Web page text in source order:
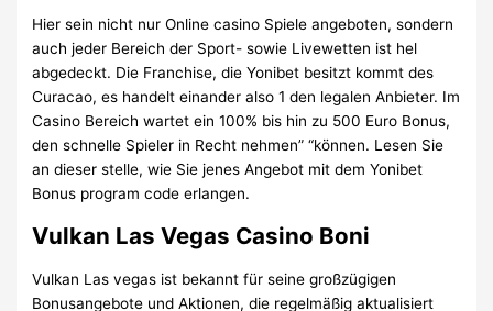
Hier sein nicht nur Online casino Spiele angeboten, sondern
auch jeder Bereich der Sport- sowie Livewetten ist hel
abgedeckt. Die Franchise, die Yonibet besitzt kommt des
Curacao, es handelt einander also 1 den legalen Anbieter. Im
Casino Bereich wartet ein 100% bis hin zu 500 Euro Bonus,
den schnelle Spieler in Recht nehmen” “können. Lesen Sie
an dieser stelle, wie Sie jenes Angebot mit dem Yonibet
Bonus program code erlangen.
Vulkan Las Vegas Casino Boni
Vulkan Las vegas ist bekannt für seine großzügigen
Bonusangebote und Aktionen, die regelmäßig aktualisiert